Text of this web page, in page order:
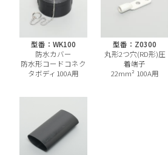
型番：WK100
防水カバー
防水形コードコネク
タボディ100A用
型番：Z0300
丸形2つ穴(RD形)圧
着端子
22mm² 100A用